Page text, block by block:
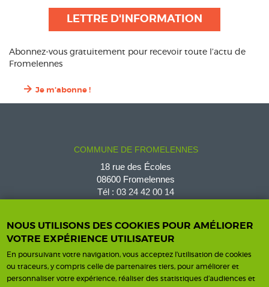
LETTRE D'INFORMATION
Abonnez-vous gratuitement pour recevoir toute l’actu de
Fromelennes
Je m'abonne !
COMMUNE DE FROMELENNES
18 rue des Écoles
08600 Fromelennes
Tél : 03 24 42 00 14
Contact
Horaires d'ouverture
NOUS UTILISONS DES COOKIES POUR AMÉLIORER
VOTRE EXPÉRIENCE UTILISATEUR
En poursuivant votre navigation, vous acceptez l'utilisation de cookies
ou traceurs, y compris celle de partenaires tiers, pour améliorer et
personnaliser votre expérience, réaliser des statistiques d’audiences et